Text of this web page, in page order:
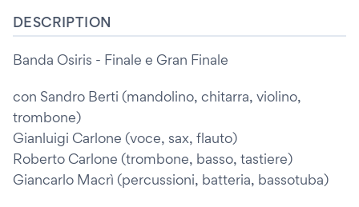
DESCRIPTION
Banda Osiris - Finale e Gran Finale
con Sandro Berti (mandolino, chitarra, violino,
trombone)
Gianluigi Carlone (voce, sax, flauto)
Roberto Carlone (trombone, basso, tastiere)
Giancarlo Macrì (percussioni, batteria, bassotuba)